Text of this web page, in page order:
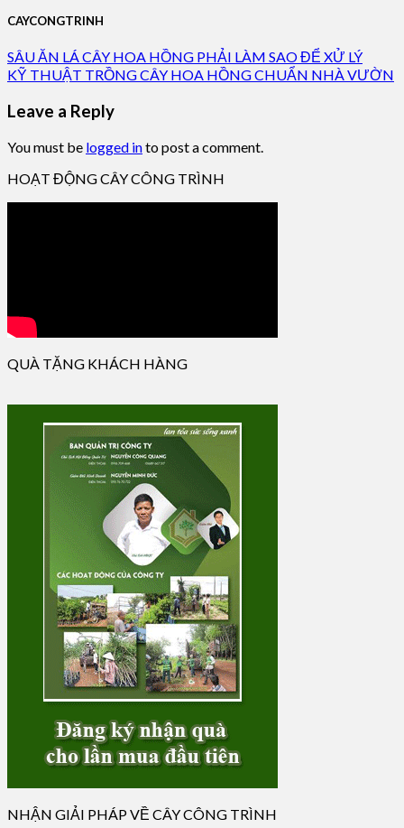
CAYCONGTRINH
SÂU ĂN LÁ CÂY HOA HỒNG PHẢI LÀM SAO ĐỂ XỬ LÝ
KỸ THUẬT TRỒNG CÂY HOA HỒNG CHUẨN NHÀ VƯỜN
Leave a Reply
You must be logged into post a comment.
HOẠT ĐỘNG CÂY CÔNG TRÌNH
QUÀ TẶNG KHÁCH HÀNG
NHẬN GIẢI PHÁP VỀ CÂY CÔNG TRÌNH